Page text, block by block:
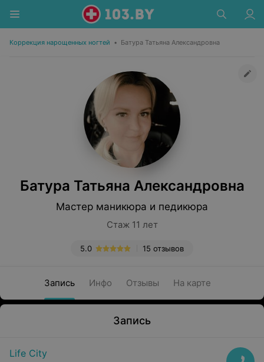
Коррекция нарощенных ногтей • Батура Татьяна Александровна
Батура Татьяна Александровна
Мастер маникюра и педикюра
Стаж 11 лет
15 отзывов
5.0
Запись Инфо Отзывы На карте
Запись
Life City